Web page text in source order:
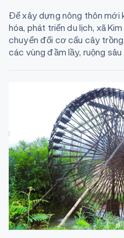
Để xây dựng nông thôn mới
hóa, phát triển du lịch, xã
chuyển đổi cơ cấu cây
các vùng đầm lầy, ruộng